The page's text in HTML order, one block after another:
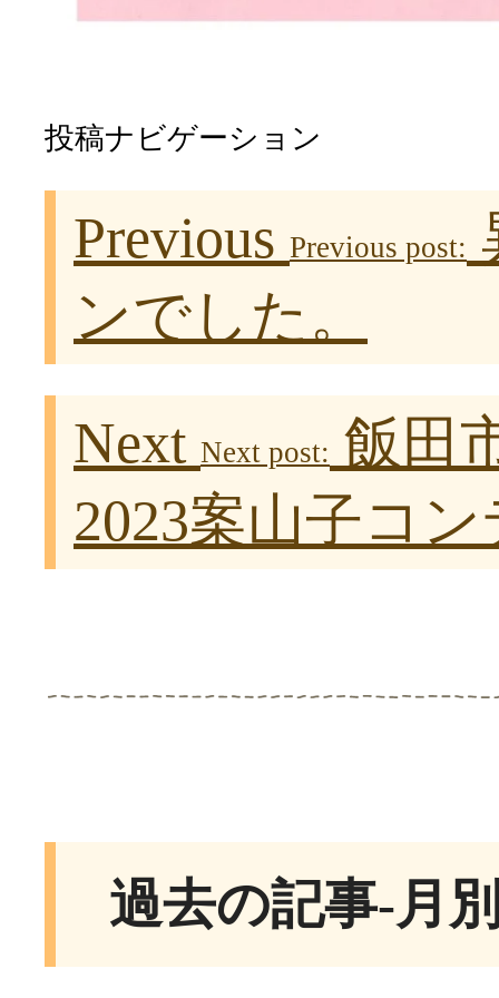
投稿ナビゲーション
Previous Previous post:
ンでした。
Next Next post: 飯田
2023案山子コ
過去の記事-月